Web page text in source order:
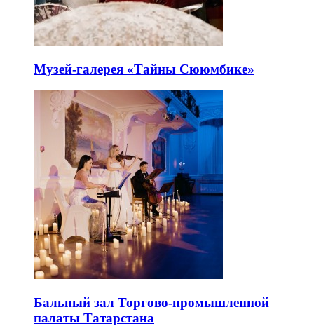
Музей-галерея «Тайны Сююмбике»
Бальный зал Торгово-промышленной
палаты Татарстана